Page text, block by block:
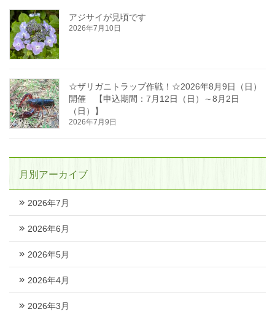
アジサイが見頃です
2026年7月10日
☆ザリガニトラップ作戦！☆2026年8月9日（日）
開催 【申込期間：7月12日（日）～8月2日
（日）】
2026年7月9日
月別アーカイブ
2026年7月
2026年6月
2026年5月
2026年4月
2026年3月